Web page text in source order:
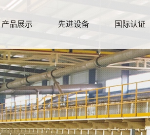
产品展示 先进设备 国际认证